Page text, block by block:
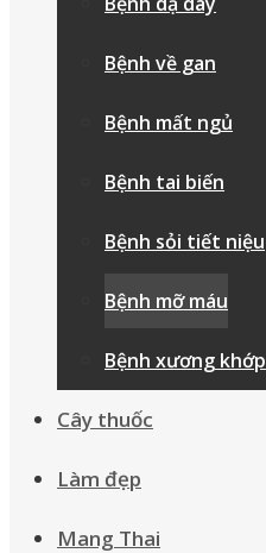
Bệnh về gan
Bệnh mất ngủ
Bệnh tai biến
Bệnh sỏi tiết niệu
Bệnh mỡ máu
Bệnh xương khớp
Cây thuốc
Làm đẹp
Mang Thai